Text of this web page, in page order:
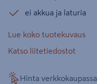
ei akkua ja laturia
Lue koko tuotekuvaus
Katso liitetiedostot
Hinta verkkokaupassa